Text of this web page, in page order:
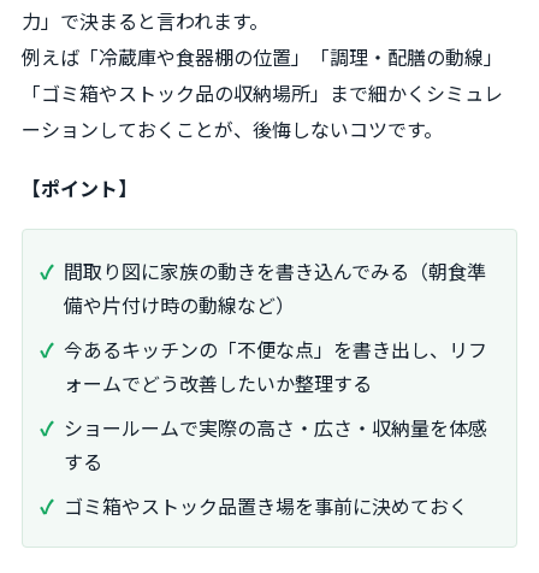
力」で決まると言われます。
例えば「冷蔵庫や食器棚の位置」「調理・配膳の動線」
「ゴミ箱やストック品の収納場所」まで細かくシミュレ
ーションしておくことが、後悔しないコツです。
【ポイント】
間取り図に家族の動きを書き込んでみる（朝食準
備や片付け時の動線など）
今あるキッチンの「不便な点」を書き出し、リフ
ォームでどう改善したいか整理する
ショールームで実際の高さ・広さ・収納量を体感
する
ゴミ箱やストック品置き場を事前に決めておく